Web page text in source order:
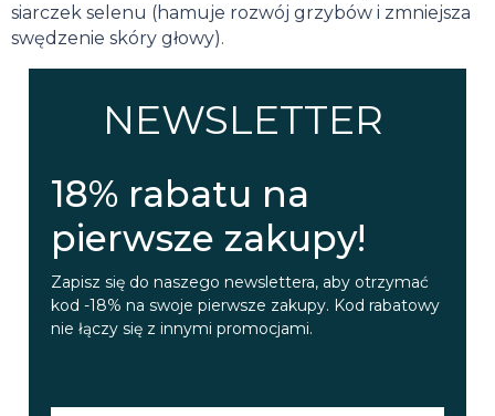
siarczek selenu (hamuje rozwój grzybów i zmniejsza
swędzenie skóry głowy).
NEWSLETTER
18% rabatu na
pierwsze zakupy!
Zapisz się do naszego newslettera, aby otrzymać
kod -18% na swoje pierwsze zakupy. Kod rabatowy
nie łączy się z innymi promocjami.